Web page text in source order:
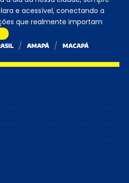
e acessível, conectando a
que realmente importam
AMAPÁ MACAPÁ